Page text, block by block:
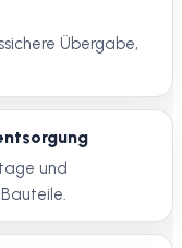
Übergabe,
und